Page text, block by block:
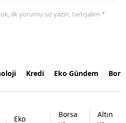
ilk yorumu siz yazın, tartışalım *
Kredi Eko Gündem
Eko
Borsa
Altın